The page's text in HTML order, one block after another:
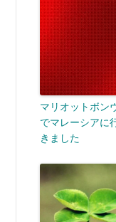
マリオットボン
でマレーシアに
きました